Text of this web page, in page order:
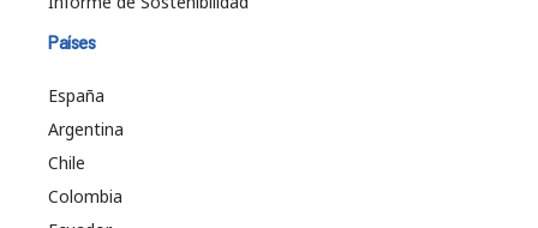
Países
España
Argentina
Chile
Colombia